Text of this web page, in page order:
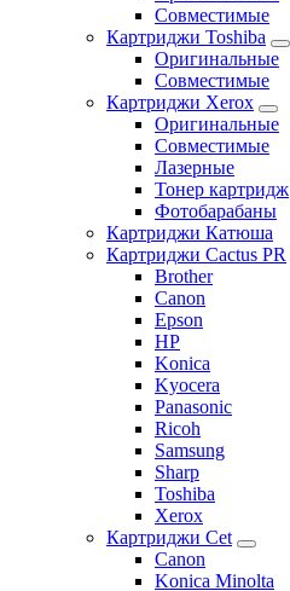
Совместимые
Картриджи Toshiba
Оригинальные
Совместимые
Картриджи Xerox
Оригинальные
Совместимые
Лазерные
Тонер картридж
Фотобарабаны
Картриджи Катюша
Картриджи Cactus PR
Brother
Canon
Epson
HP
Konica
Kyocera
Panasonic
Ricoh
Samsung
Sharp
Toshiba
Xerox
Картриджи Cet
Canon
Konica Minolta